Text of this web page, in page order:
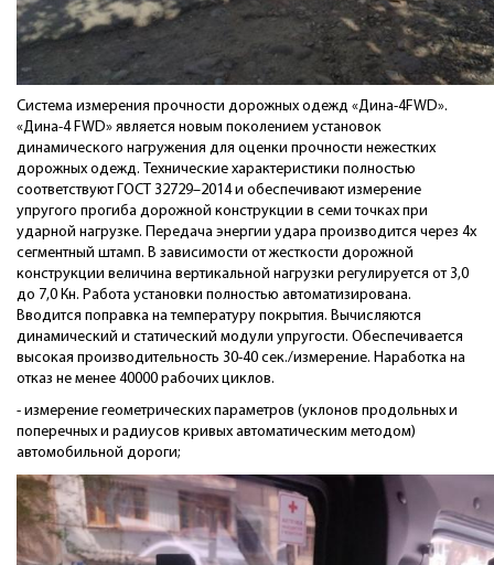
Система измерения прочности дорожных одежд «Дина-4FWD».
«Дина-4 FWD» является новым поколением установок
динамического нагружения для оценки прочности нежестких
дорожных одежд. Технические характеристики полностью
соответствуют ГОСТ 32729–2014 и обеспечивают измерение
упругого прогиба дорожной конструкции в семи точках при
ударной нагрузке. Передача энергии удара производится через 4х
сегментный штамп. В зависимости от жесткости дорожной
конструкции величина вертикальной нагрузки регулируется от 3,0
до 7,0 Кн. Работа установки полностью автоматизирована.
Вводится поправка на температуру покрытия. Вычисляются
динамический и статический модули упругости. Обеспечивается
высокая производительность 30-40 сек./измерение. Наработка на
отказ не менее 40000 рабочих циклов.
- измерение геометрических параметров (уклонов продольных и
поперечных и радиусов кривых автоматическим методом)
автомобильной дороги;